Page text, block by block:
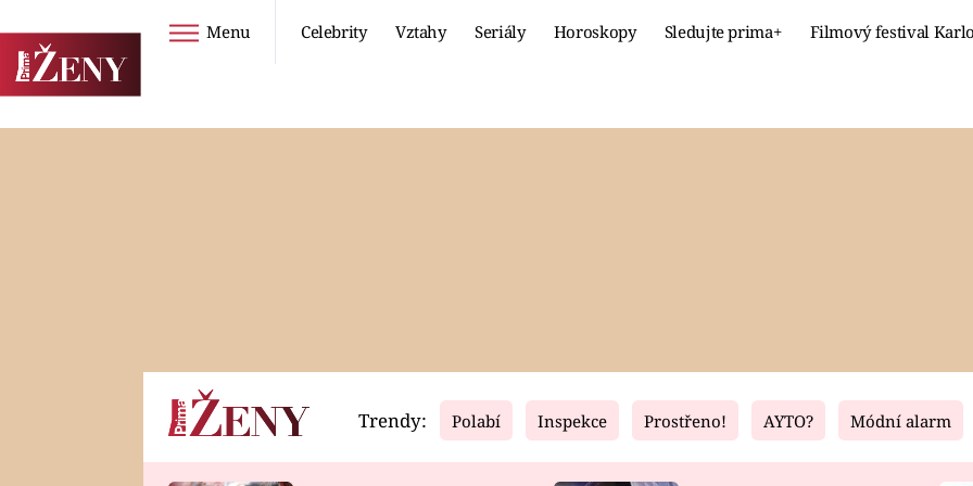
Menu Celebrity Vztahy Seriály Horoskopy Sledujte prima+ Filmový festival
Horoskopy Video Fresh Living
Trendy: Polabí Inspekce Prostřeno! AYTO? Módní alarm